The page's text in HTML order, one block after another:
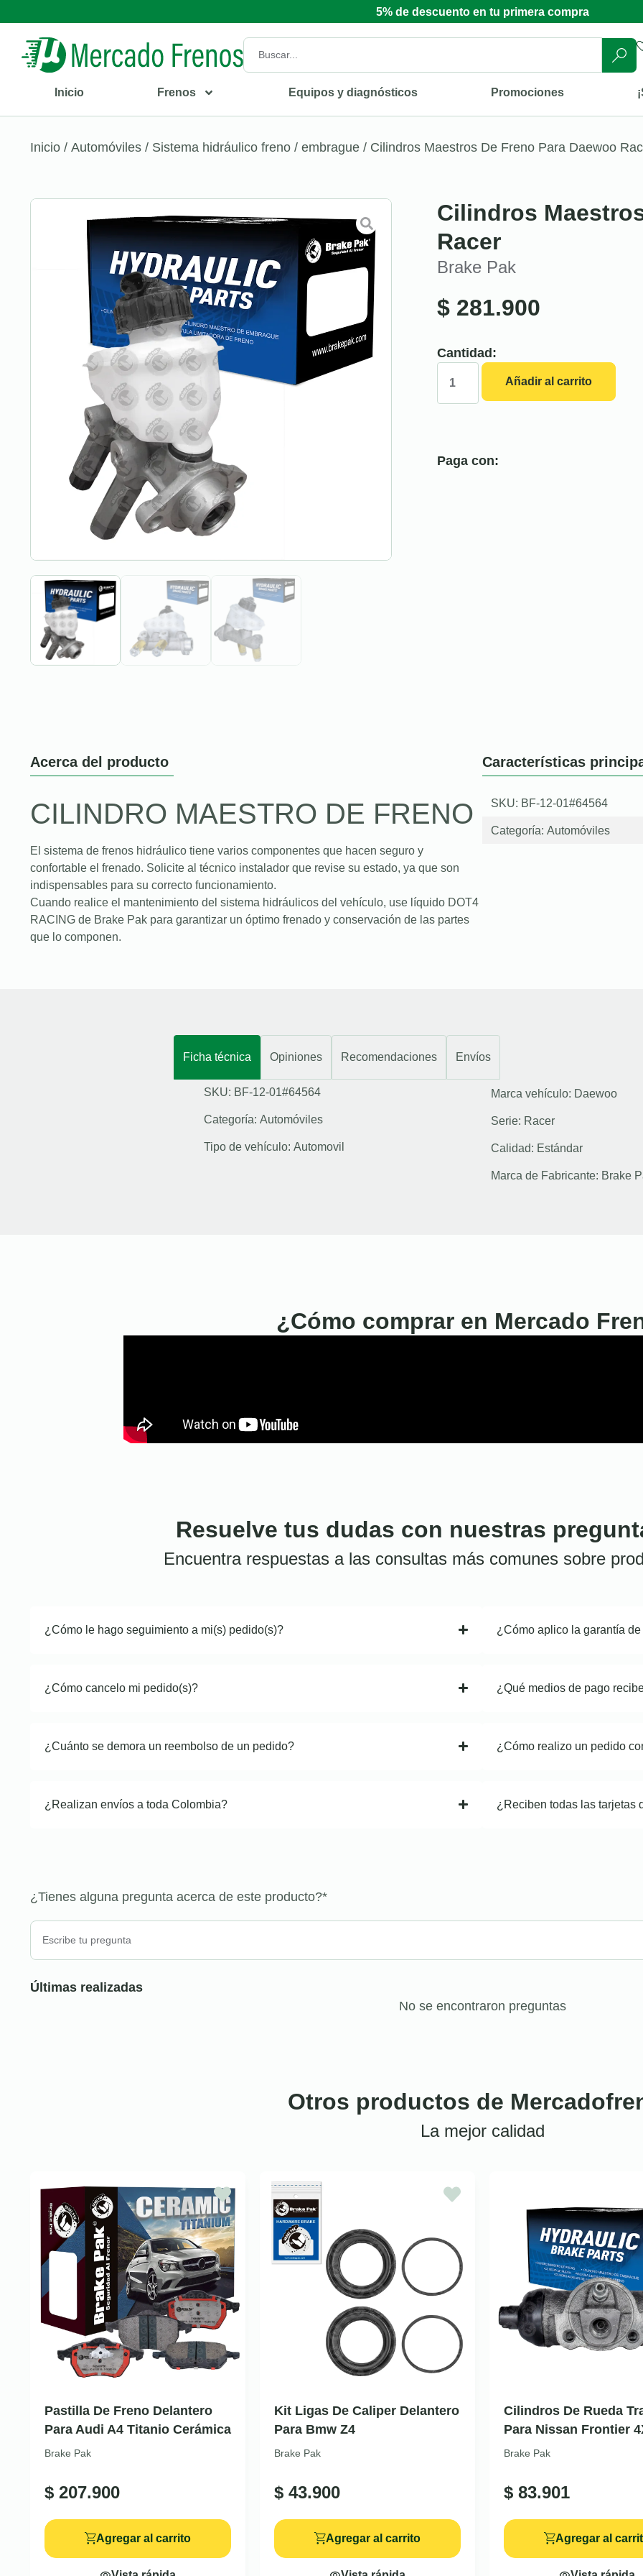
5% de descuento en tu primera compra
Inicio Frenos Equipos y diagnósticos Promociones
Inicio / Automóviles / Sistema hidráulico freno / embrague / Cilindros Maestros De Freno Para Daewoo
Cilindros
Racer
Brake Pak
$ 281.900
Cantidad:
Añadir al carrito
Paga con:
Acerca del producto
CILINDRO MAESTRO DE FRENO
El sistema de frenos hidráulico tiene varios componentes que hacen seguro y
confortable el frenado. Solicite al técnico instalador que revise su estado, ya que son
indispensables para su correcto funcionamiento.
Cuando realice el mantenimiento del sistema hidráulicos del vehículo, use líquido DOT4
RACING de Brake Pak para garantizar un óptimo frenado y conservación de las partes
que lo componen.
Características
SKU: BF-12-01#64564
Categoría: Automóviles
Ficha técnica Opiniones Recomendaciones Envíos
SKU: BF-12-01#64564
Categoría: Automóviles
Tipo de vehículo: Automovil
Marca vehículo: Daewoo
Serie: Racer
Calidad: Estándar
Marca de Fabricante: Brake
¿Cómo comprar en Mercado
Resuelve tus dudas con nuestras
Encuentra respuestas a las consultas más comunes sobre
¿Cómo le hago seguimiento a mi(s) pedido(s)?
¿Cómo cancelo mi pedido(s)?
¿Cuánto se demora un reembolso de un pedido?
¿Realizan envíos a toda Colombia?
¿Cómo aplico la garantía
¿Qué medios de pago
¿Cómo realizo un pedido
¿Reciben todas las tarjetas
¿Tienes alguna pregunta acerca de este producto?*
Últimas realizadas
No se encontraron preguntas
Otros productos de
La mejor calidad
Pastilla De Freno Delantero
Para Audi A4 Titanio Cerámica
Brake Pak
$ 207.900
Agregar al carrito
Kit Ligas De Caliper Delantero
Para Bmw Z4
Brake Pak
$ 43.900
Agregar al carrito
Cilindros De Rueda
Para Nissan Frontier
Brake Pak
$ 83.901
Agregar al